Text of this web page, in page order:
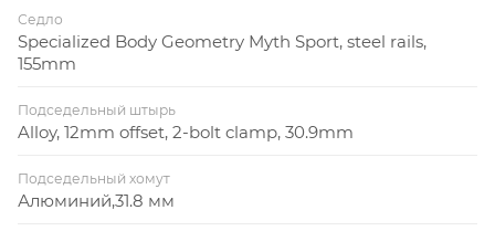
Седло
Specialized Body Geometry Myth Sport, steel rails,
155mm
Подседельный штырь
Alloy, 12mm offset, 2-bolt clamp, 30.9mm
Подседельный хомут
Алюминий,31.8 мм